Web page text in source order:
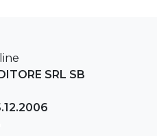
SRL SB